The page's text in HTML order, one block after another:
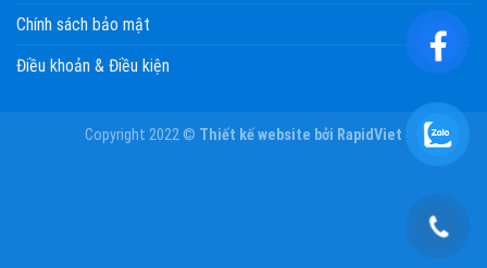
Chính sách bảo mật
Điều khoản & Điều kiện
Copyright 2022 © Thiết kế website bởi RapidViet